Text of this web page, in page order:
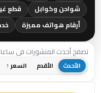
شواحن وكوابل
قطع
أرقام هواتف مميزة
تصفح أحدث المنشورات في
الأحدث الأقدم السعر ↑